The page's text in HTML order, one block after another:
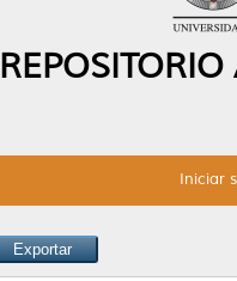
Iniciar